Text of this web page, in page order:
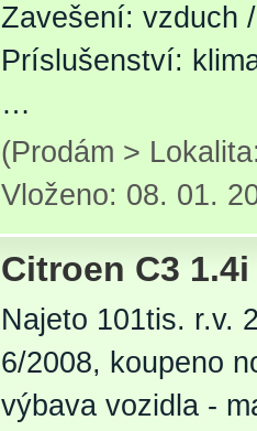
Zavešení: vzduch
Príslušenství:
…
(Prodám >
Vloženo: 08. 01.
Citroen C3
Najeto 101tis. r.v.
6/2008, koupeno
výbava vozidla -